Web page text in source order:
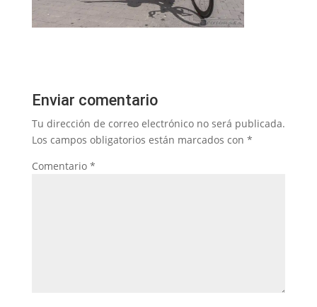
Enviar comentario
Tu dirección de correo electrónico no será publicada.
Los campos obligatorios están marcados con *
Comentario *